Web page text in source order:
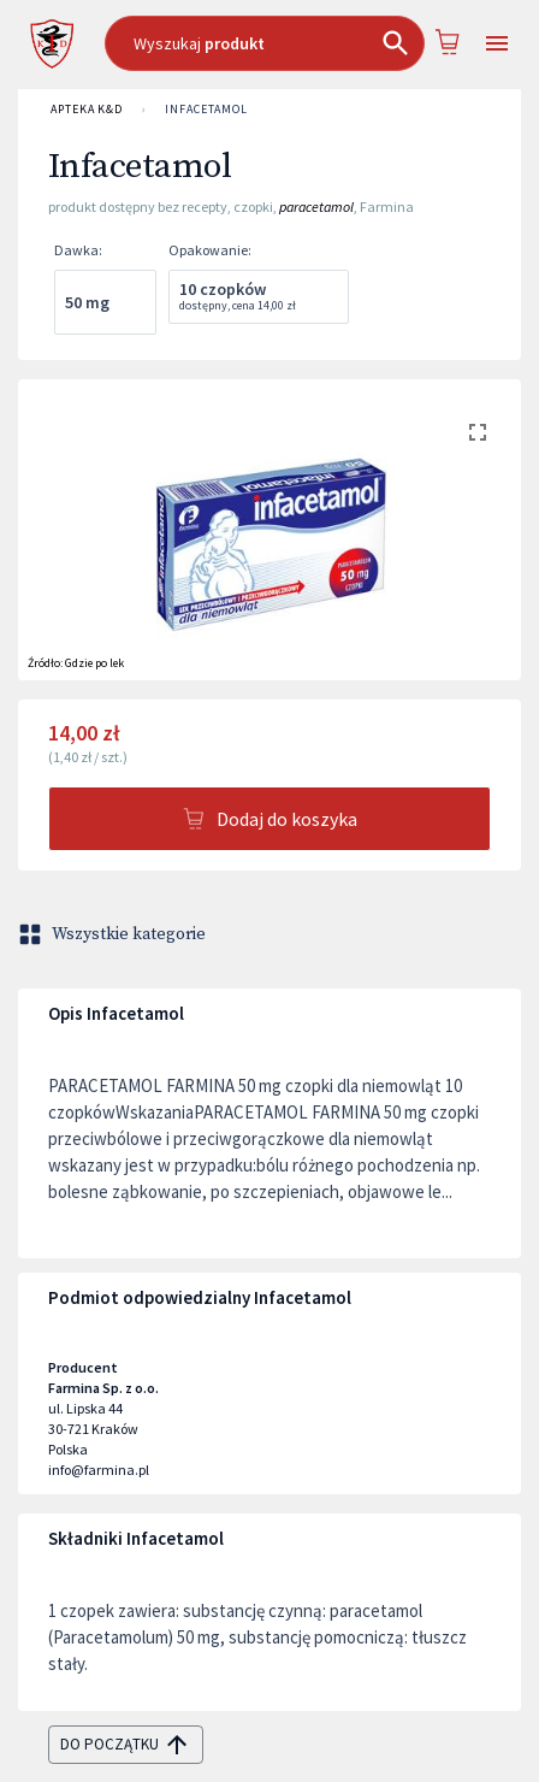
Wyszukaj produkt
APTEKA K&D › INFACETAMOL
Infacetamol
produkt dostępny bez recepty, czopki, paracetamol, Farmina
Dawka:
50 mg
Opakowanie:
10 czopków
dostępny,cena 14,00 zł
Źródło:Gdzie po lek
14,00 zł
(1,40 zł / szt.)
Dodaj do koszyka
Wszystkie kategorie
Opis Infacetamol
PARACETAMOL FARMINA 50 mg czopki dla niemowląt 10
czopkówWskazaniaPARACETAMOL FARMINA 50 mg czopki
przeciwbólowe i przeciwgorączkowe dla niemowląt
wskazany jest w przypadku:bólu różnego pochodzenia np.
bolesne ząbkowanie, po szczepieniach, objawowe le...
Podmiot odpowiedzialny Infacetamol
Producent
Farmina Sp. z o.o.
ul. Lipska 44
30-721Kraków
Polska
info@farmina.pl
Składniki Infacetamol
1 czopek zawiera: substancję czynną: paracetamol
(Paracetamolum) 50 mg, substancję pomocniczą: tłuszcz
stały.
DO POCZĄTKU